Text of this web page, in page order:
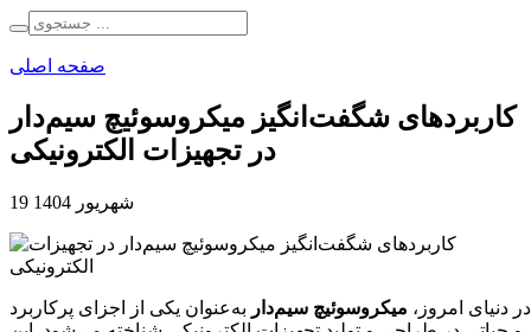
صفحه اصلی
کاربردهای شگفت‌انگیز میکروسوئیچ سیم‌دار
در تجهیزات الکترونیکی
19 شهریور 1404
در دنیای امروز، میکروسوئیچ سیم‌دار به‌عنوان یکی از اجزای پرکاربرد